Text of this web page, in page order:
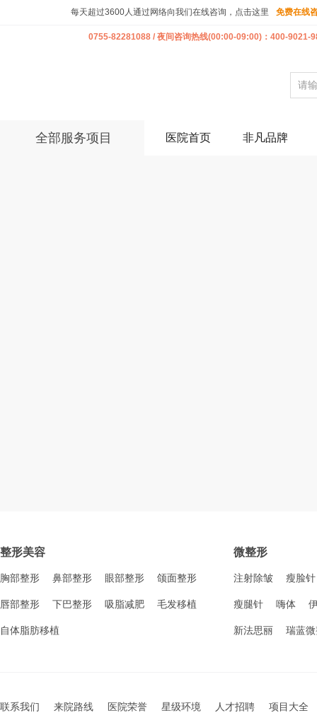
每天超过3600人通过网络向我们在线咨询，点击这里 免费在线
0755-82281088 / 夜间咨询热线(00:00-09:00)：400-9021-
全部服务项目 医院首页 非凡品牌
整形美容
胸部整形 鼻部整形 眼部整形 颌面整形
唇部整形 下巴整形 吸脂减肥 毛发移植
自体脂肪移植
微整形
注射除皱 瘦脸针
瘦腿针 嗨体
新法思丽 瑞蓝
联系我们 来院路线 医院荣誉 星级环境 人才招聘 项目大全